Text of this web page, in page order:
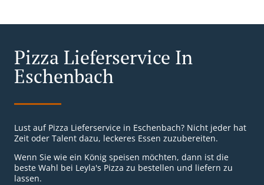
Pizza Lieferservice In
Eschenbach
Lust auf Pizza Lieferservice in Eschenbach? Nicht jeder hat
Zeit oder Talent dazu, leckeres Essen zuzubereiten.
Wenn Sie wie ein König speisen möchten, dann ist die
beste Wahl bei Leyla's Pizza zu bestellen und liefern zu
lassen.